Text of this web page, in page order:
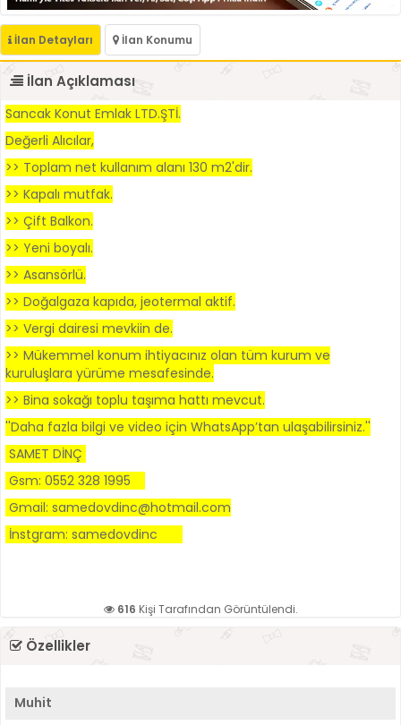
İlan Detayları İlan Konumu
İlan Açıklaması
Sancak Konut Emlak LTD.ŞTİ.
Değerli Alıcılar,
>> Toplam net kullanım alanı 130 m2'dir.
>> Kapalı mutfak.
>> Çift Balkon.
>> Yeni boyalı.
>> Asansörlü.
>> Doğalgaza kapıda, jeotermal aktif.
>> Vergi dairesi mevkiin de.
>> Mükemmel konum ihtiyacınız olan tüm kurum ve
kuruluşlara yürüme mesafesinde.
>> Bina sokağı toplu taşıma hattı mevcut.
''Daha fazla bilgi ve video için WhatsApp’tan ulaşabilirsiniz.''
SAMET DİNÇ
Gsm: 0552 328 1995
Gmail: samedovdinc@hotmail.com
İnstgram: samedovdinc
616 Kişi Tarafından Görüntülendi.
Özellikler
Muhit